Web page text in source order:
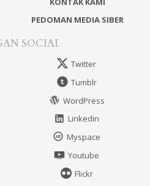
PEDOMAN MEDIA SIBER
SOCIAL
Twitter
Tumblr
WordPress
Linkedin
Myspace
Youtube
Flickr